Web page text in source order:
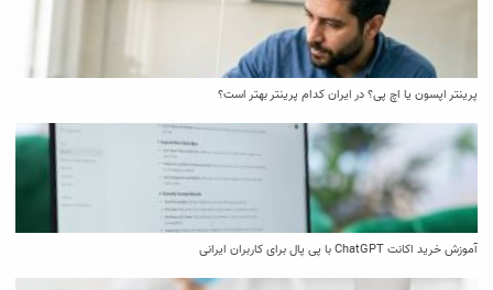
پرینتر اپسون یا اچ پی؟ در ایران کدام پرینتر بهتر است؟
آموزش خرید اکانت ChatGPT با پی پال برای کاربران ایرانی